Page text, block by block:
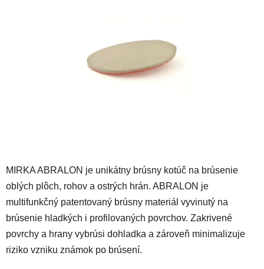
MIRKA ABRALON je unikátny brúsny kotúč na brúsenie
oblých plôch, rohov a ostrých hrán. ABRALON je
multifunkčný patentovaný brúsny materiál vyvinutý na
brúsenie hladkých i profilovaných povrchov. Zakrivené
povrchy a hrany vybrúsi dohladka a zároveň minimalizuje
riziko vzniku známok po brúsení.